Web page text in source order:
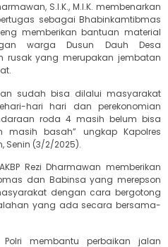
S.I.K., M.I.K. membenarkan
sebagai Bhabinkamtibmas
memberikan bantuan material
warga Dusun Dauh Desa
rusak yang merupakan jembatan
sudah bisa dilalui masyarakat
hari hari dan perekonomian
roda 4 masih belum bisa
masih basah” ungkap Kapolres
Senin (3/2/2025).
Rezi Dharmawan memberikan
dan Babinsa yang merepson
dengan cara bergotong
yang ada secara bersama-
membantu perbaikan jalan